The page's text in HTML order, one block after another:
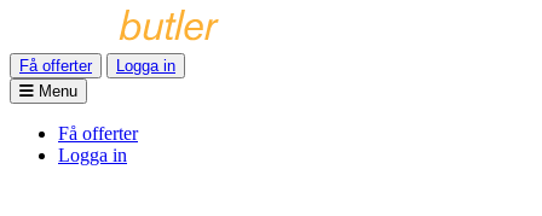
Få offerter
Logga in
Menu
Få offerter
Logga in